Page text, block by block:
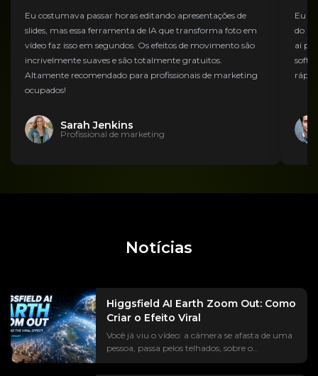
Eu costumava passar horas editando apresentações de
slides, mas essa ferramenta de IA que transforma foto em
vídeo faz isso em segundos. Os efeitos de movimento são
incrivelmente suaves e são totalmente gratuitos.
Altamente recomendado para profissionais de marketing
ocupados!
Sarah Jenkins
Profissional de marketing
Eu
do
ai
Notícias
Higgsfield AI Earth Zoom Out: Como
Criar o Efeito Viral
Você já viu o vídeo: a câmera se afasta de uma
pessoa, passa pelos telhados, sobre o
continente, até chegar à Terra suspensa no
espaço. A tendência #EarthZoomOut já